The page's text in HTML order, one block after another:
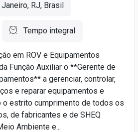
RJ, Brasil
Tempo integral
em ROV e Equipamentos
Função Auxiliar o **Gerente de
a gerenciar, controlar,
e reparar equipamentos e
o estrito cumprimento de todos os
de fabricantes e de SHEQ
Ambiente e...